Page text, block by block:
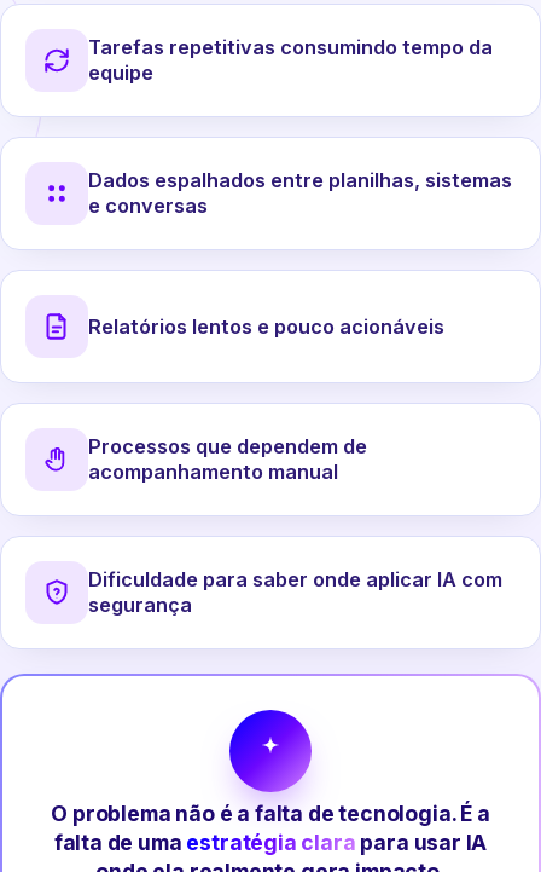
Tarefas repetitivas consumindo tempo da
equipe
Dados espalhados entre planilhas, sistemas
e conversas
Relatórios lentos e pouco acionáveis
Processos que dependem de
acompanhamento manual
Dificuldade para saber onde aplicar IA com
segurança
O problema não é a falta de tecnologia. É a
falta de uma estratégia clara para usar IA